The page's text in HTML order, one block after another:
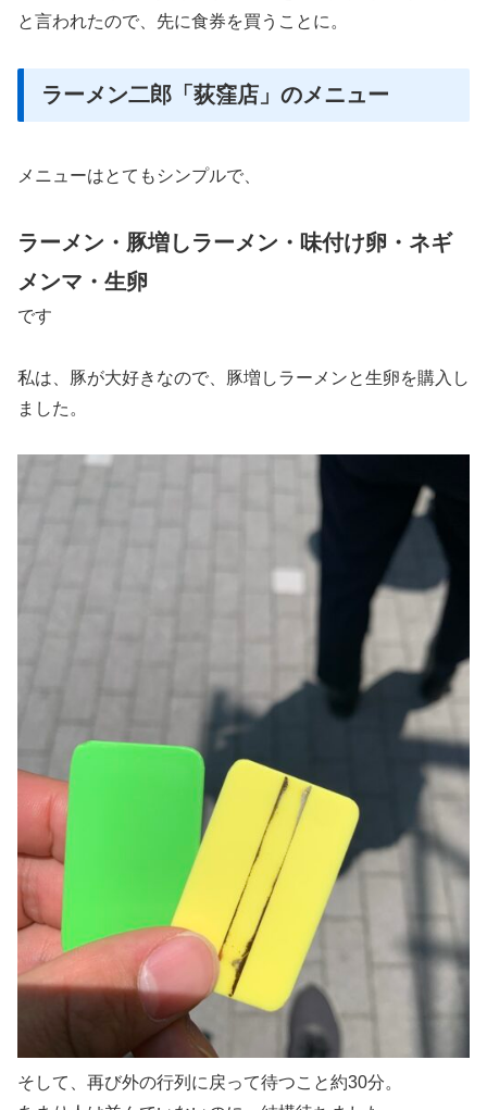
と言われたので、先に食券を買うことに。
ラーメン二郎「荻窪店」のメニュー
メニューはとてもシンプルで、
ラーメン・豚増しラーメン・味付け卵・ネギ
メンマ・生卵
です
私は、豚が大好きなので、豚増しラーメンと生卵を購入し
ました。
そして、再び外の行列に戻って待つこと約30分。